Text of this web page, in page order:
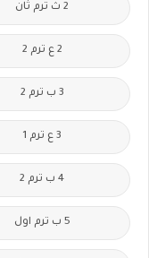
2 ث ترم ثان
2 ع ترم 2
3 ب ترم 2
3 ع ترم 1
4 ب ترم 2
5 ب ترم اول